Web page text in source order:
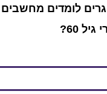
לומדים מחשבים
60?